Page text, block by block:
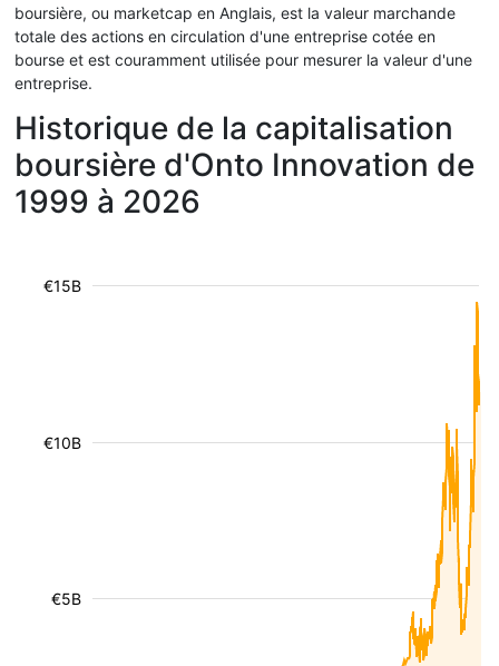
boursière, ou marketcap en Anglais, est la valeur marchande
totale des actions en circulation d'une entreprise cotée en
bourse et est couramment utilisée pour mesurer la valeur d'une
entreprise.
Historique de la capitalisation
boursière d'Onto Innovation de
1999 à 2026
€5B
€10B
€15B